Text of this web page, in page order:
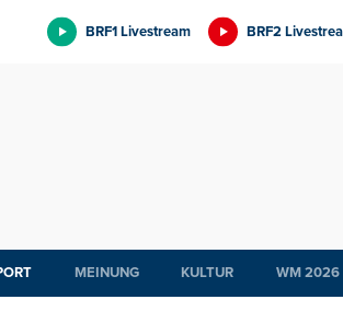
BRF1 Livestream BRF2
MEINUNG KULTUR WM 2026